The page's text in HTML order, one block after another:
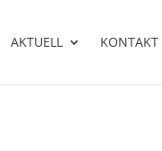
AKTUELL KONTAKT